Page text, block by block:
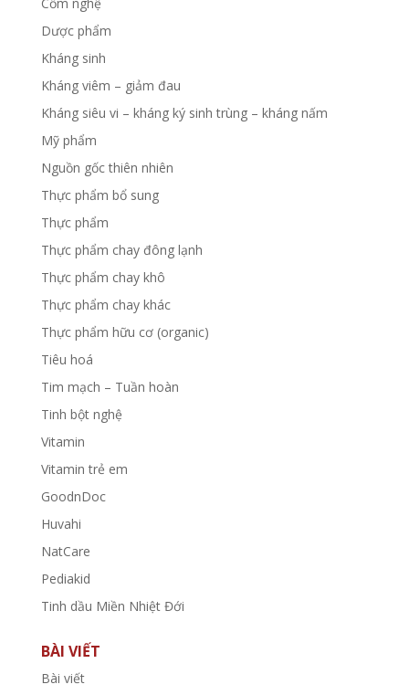
Dược phẩm
Kháng sinh
Kháng viêm – giảm đau
Kháng siêu vi – kháng ký sinh trùng – kháng nấm
Mỹ phẩm
Nguồn gốc thiên nhiên
Thực phẩm bổ sung
Thực phẩm
Thực phẩm chay đông lạnh
Thực phẩm chay khô
Thực phẩm chay khác
Thực phẩm hữu cơ (organic)
Tiêu hoá
Tim mạch – Tuần hoàn
Tinh bột nghệ
Vitamin
Vitamin trẻ em
GoodnDoc
Huvahi
NatCare
Pediakid
Tinh dầu Miền Nhiệt Đới
BÀI VIẾT
Bài viết